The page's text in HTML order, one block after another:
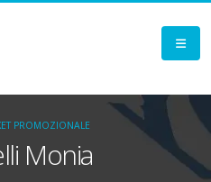
Monia
PROMOZIONALE